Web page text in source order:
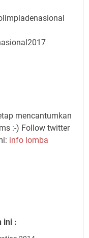
mencantumkan
:-) Follow twitter
info lomba
ini :